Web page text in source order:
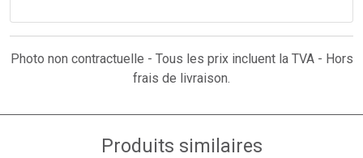
Photo non contractuelle - Tous les prix incluent la TVA - Hors
frais de livraison.
Produits similaires